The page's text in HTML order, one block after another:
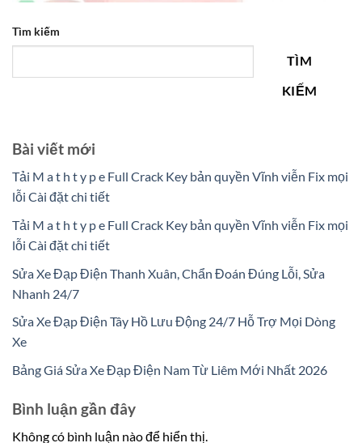
Tìm kiếm
TÌM
KIẾM
Bài viết mới
Tải M a t h t y p e Full Crack Key bản quyền Vĩnh viễn Fix mọi
lỗi Cài đặt chi tiết
Tải M a t h t y p e Full Crack Key bản quyền Vĩnh viễn Fix mọi
lỗi Cài đặt chi tiết
Sửa Xe Đạp Điện Thanh Xuân, Chẩn Đoán Đúng Lỗi, Sửa
Nhanh 24/7
Sửa Xe Đạp Điện Tây Hồ Lưu Động 24/7 Hỗ Trợ Mọi Dòng
Xe
Bảng Giá Sửa Xe Đạp Điện Nam Từ Liêm Mới Nhất 2026
Bình luận gần đây
Không có bình luận nào để hiển thị.